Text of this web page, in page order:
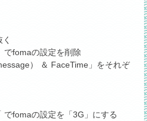
でfomaの設定を削除
） ＆ FaceTime」をそれぞ
でfomaの設定を「3G」にする